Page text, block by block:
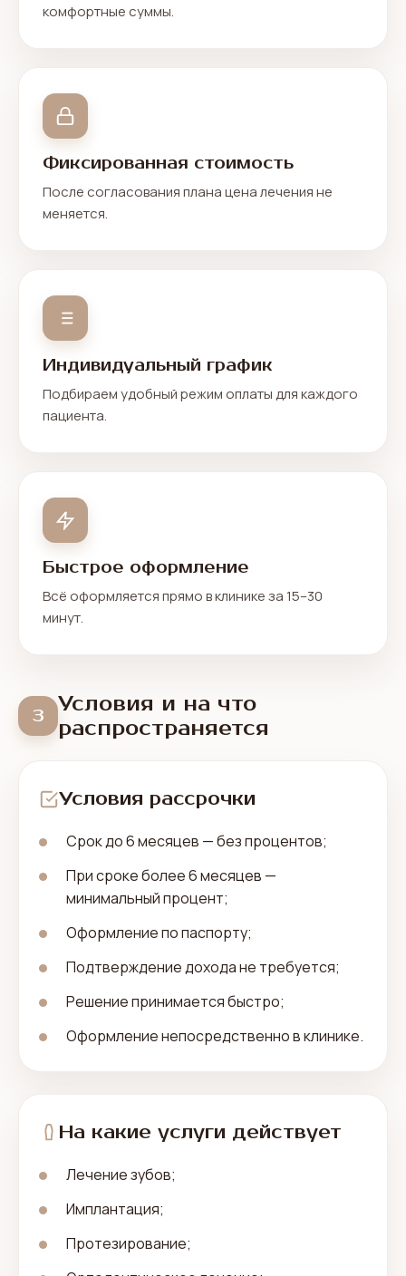
комфортные суммы.
Фиксированная стоимость
После согласования плана цена лечения не
меняется.
Индивидуальный график
Подбираем удобный режим оплаты для каждого
пациента.
Быстрое оформление
Всё оформляется прямо в клинике за 15–30
минут.
3
Условия и на что
распространяется
Условия рассрочки
Срок до 6 месяцев — без процентов;
При сроке более 6 месяцев —
минимальный процент;
Оформление по паспорту;
Подтверждение дохода не требуется;
Решение принимается быстро;
Оформление непосредственно в клинике.
На какие услуги действует
Лечение зубов;
Имплантация;
Протезирование;